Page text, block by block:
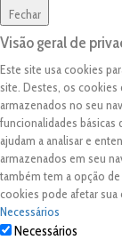
Fechar
Visão geral de
Este site usa cookies
site. Destes, os
armazenados no seu
funcionalidades
ajudam a analisar e
armazenados em seu
também tem a opção
cookies pode afetar sua
Necessários
Necessários